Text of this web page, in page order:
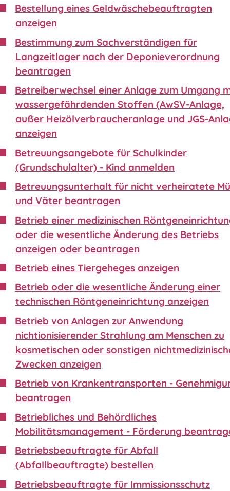
Bestellung eines Geldwäschebeauftragten
anzeigen
Bestimmung zum Sachverständigen für
Langzeitlager nach der Deponieverordnung
beantragen
Betreiberwechsel einer Anlage zum Umgang
wassergefährdenden Stoffen (AwSV-Anlage,
außer Heizölverbraucheranlage und JGS-
anzeigen
Betreuungsangebote für Schulkinder
(Grundschulalter) - Kind anmelden
Betreuungsunterhalt für nicht verheiratete
und Väter beantragen
Betrieb einer medizinischen
oder die wesentliche Änderung des Betriebs
anzeigen oder beantragen
Betrieb eines Tiergeheges anzeigen
Betrieb oder die wesentliche Änderung einer
technischen Röntgeneinrichtung anzeigen
Betrieb von Anlagen zur Anwendung
nichtionisierender Strahlung am Menschen zu
kosmetischen oder sonstigen
Zwecken anzeigen
Betrieb von Krankentransporten -
beantragen
Betriebliches und Behördliches
Mobilitätsmanagement - Förderung
Betriebsbeauftragte für Abfall
(Abfallbeauftragte) bestellen
Betriebsbeauftragte für Immissionsschutz